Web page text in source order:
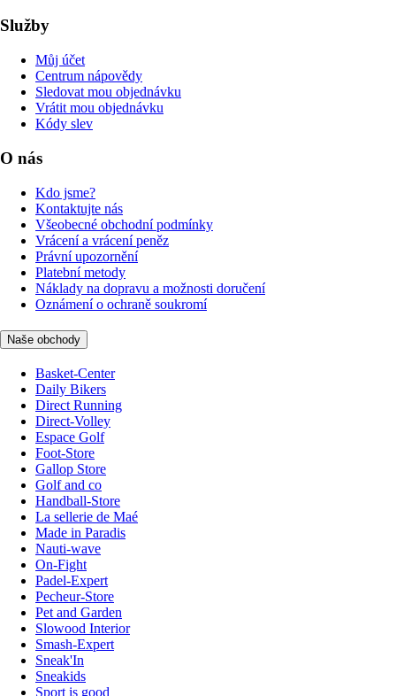
Služby
Můj účet
Centrum nápovědy
Sledovat mou objednávku
Vrátit mou objednávku
Kódy slev
O nás
Kdo jsme?
Kontaktujte nás
Všeobecné obchodní podmínky
Vrácení a vrácení peněz
Právní upozornění
Platební metody
Náklady na dopravu a možnosti doručení
Oznámení o ochraně soukromí
Naše obchody
Basket-Center
Daily Bikers
Direct Running
Direct-Volley
Espace Golf
Foot-Store
Gallop Store
Golf and co
Handball-Store
La sellerie de Maé
Made in Paradis
Nauti-wave
On-Fight
Padel-Expert
Pecheur-Store
Pet and Garden
Slowood Interior
Smash-Expert
Sneak'In
Sneakids
Sport is good